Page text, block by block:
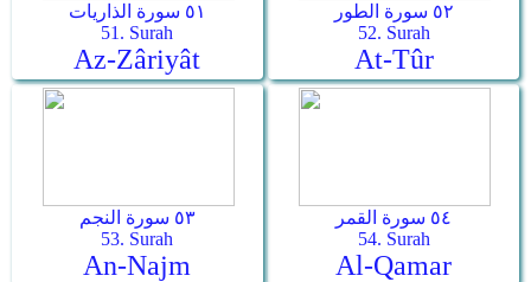
٥١ سورة الذاريات
51. Surah
Az-Zâriyât
٥٢ سورة الطور
52. Surah
At-Tûr
٥٣ سورة النجم
53. Surah
An-Najm
٥٤ سورة القمر
54. Surah
Al-Qamar